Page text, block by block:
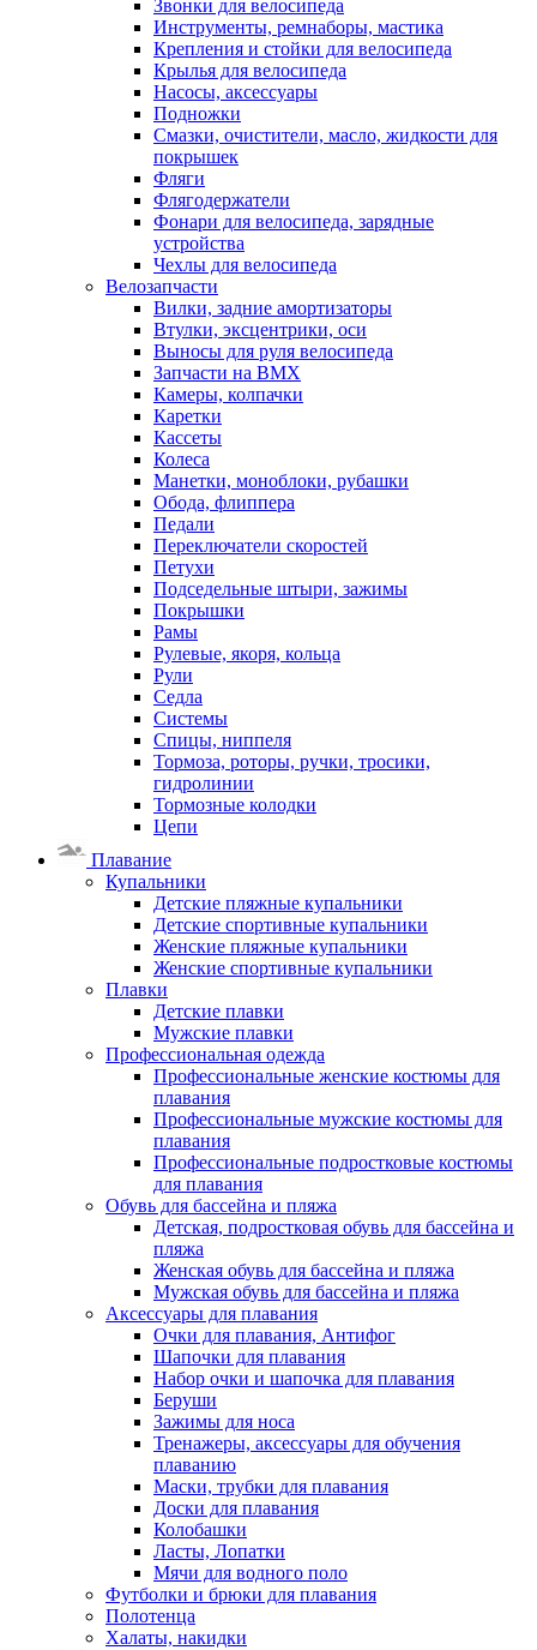
Звонки для велосипеда
Инструменты, ремнаборы, мастика
Крепления и стойки для велосипеда
Крылья для велосипеда
Насосы, аксессуары
Подножки
Смазки, очистители, масло, жидкости для
покрышек
Фляги
Флягодержатели
Фонари для велосипеда, зарядные
устройства
Чехлы для велосипеда
Велозапчасти
Вилки, задние амортизаторы
Втулки, эксцентрики, оси
Выносы для руля велосипеда
Запчасти на BMX
Камеры, колпачки
Каретки
Кассеты
Колеса
Манетки, моноблоки, рубашки
Обода, флиппера
Педали
Переключатели скоростей
Петухи
Подседельные штыри, зажимы
Покрышки
Рамы
Рулевые, якоря, кольца
Рули
Седла
Системы
Спицы, ниппеля
Тормоза, роторы, ручки, тросики,
гидролинии
Тормозные колодки
Цепи
Плавание
Купальники
Детские пляжные купальники
Детские спортивные купальники
Женские пляжные купальники
Женские спортивные купальники
Плавки
Детские плавки
Мужские плавки
Профессиональная одежда
Профессиональные женские костюмы для
плавания
Профессиональные мужские костюмы для
плавания
Профессиональные подростковые костюмы
для плавания
Обувь для бассейна и пляжа
Детская, подростковая обувь для бассейна и
пляжа
Женская обувь для бассейна и пляжа
Мужская обувь для бассейна и пляжа
Аксессуары для плавания
Очки для плавания, Антифог
Шапочки для плавания
Набор очки и шапочка для плавания
Беруши
Зажимы для носа
Тренажеры, аксессуары для обучения
плаванию
Маски, трубки для плавания
Доски для плавания
Колобашки
Ласты, Лопатки
Мячи для водного поло
Футболки и брюки для плавания
Полотенца
Халаты, накидки